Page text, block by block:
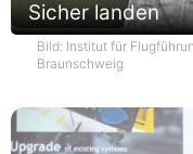
Sicher landen
Bild: Institut für
Braunschweig